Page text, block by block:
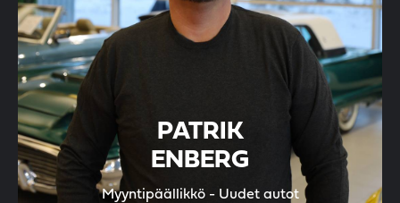
PATRIK
ENBERG
Myyntipäällikkö - Uudet autot